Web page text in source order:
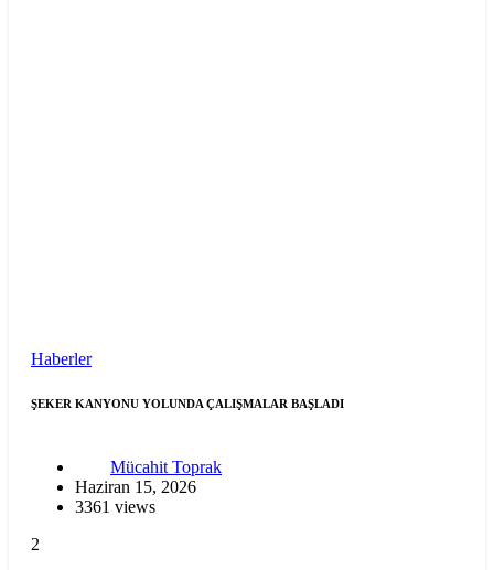
Haberler
ŞEKER KANYONU YOLUNDA ÇALIŞMALAR BAŞLADI
Mücahit Toprak
Haziran 15, 2026
3361 views
2